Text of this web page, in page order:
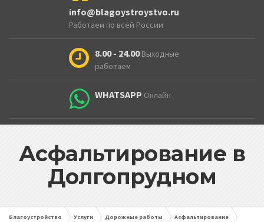
info@blagoystroystvo.ru
Работаем по всей России
8.00 - 24.00 Выходные
работаем
WHATSAPP Онлайн
Асфальтирование в
Долгопрудном
Благоустройство Услуги Дорожные работы Асфальтирование